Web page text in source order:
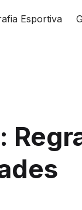
Esportiva